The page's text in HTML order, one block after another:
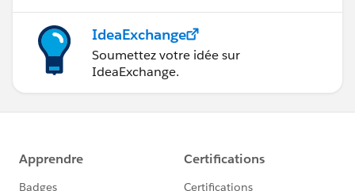
IdeaExchange
Soumettez votre idée sur
IdeaExchange.